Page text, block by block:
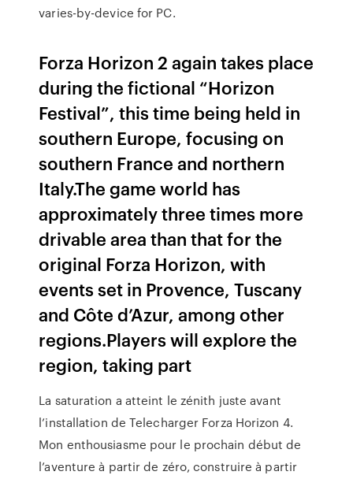
varies-by-device for PC.
Forza Horizon 2 again takes place
during the fictional “Horizon
Festival”, this time being held in
southern Europe, focusing on
southern France and northern
Italy.The game world has
approximately three times more
drivable area than that for the
original Forza Horizon, with
events set in Provence, Tuscany
and Côte d’Azur, among other
regions.Players will explore the
region, taking part
La saturation a atteint le zénith juste avant
l’installation de Telecharger Forza Horizon 4.
Mon enthousiasme pour le prochain début de
l’aventure à partir de zéro, construire à partir